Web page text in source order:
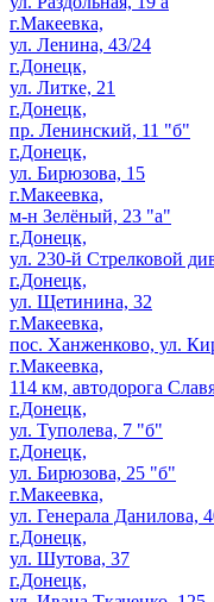
г.Макеевка,
ул. Ленина, 43/24
г.Донецк,
ул. Литке, 21
г.Донецк,
пр. Ленинский, 11 "б"
г.Донецк,
ул. Бирюзова, 15
г.Макеевка,
м-н Зелёный, 23 "а"
г.Донецк,
ул. 230-й Стрелковой
г.Донецк,
ул. Щетинина, 32
г.Макеевка,
пос. Ханженково, ул.
г.Макеевка,
114 км, автодорога
г.Донецк,
ул. Туполева, 7 "б"
г.Донецк,
ул. Бирюзова, 25 "б"
г.Макеевка,
ул. Генерала Данилова,
г.Донецк,
ул. Шутова, 37
г.Донецк,